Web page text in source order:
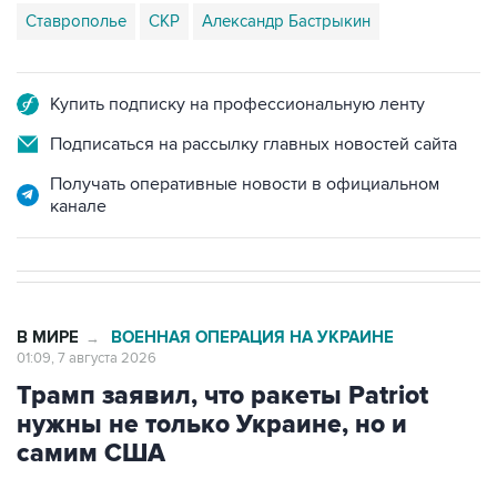
Ставрополье СКР Александр Бастрыкин
Купить подписку на профессиональную ленту
Подписаться на рассылку главных новостей сайта
Получать оперативные новости в официальном
канале
В МИРЕ → ВОЕННАЯ ОПЕРАЦИЯ НА УКРАИНЕ
01:09, 7 августа 2026
Трамп заявил, что ракеты Patriot
нужны не только Украине, но и
самим США